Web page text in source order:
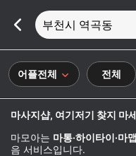
부천시 역곡동
어플전체 전체
마사지샵, 여기저기 찾지 마
마모아는 마통·하이타이·마
음 서비스입니다.